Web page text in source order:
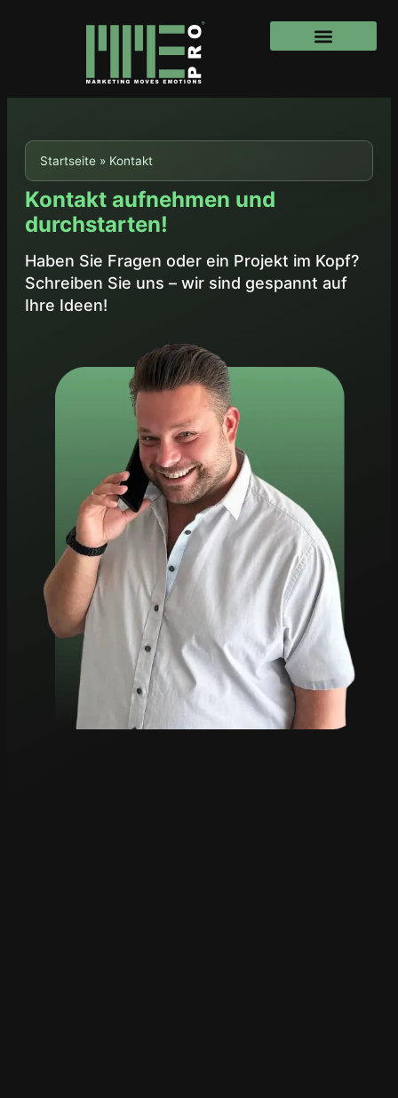
Startseite » Kontakt
Kontakt aufnehmen und
durchstarten!
Haben Sie Fragen oder ein Projekt im Kopf?
Schreiben Sie uns – wir sind gespannt auf
Ihre Ideen!